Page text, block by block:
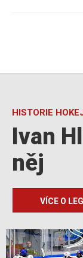
HISTORIE
Ivan
něj
VÍCE O